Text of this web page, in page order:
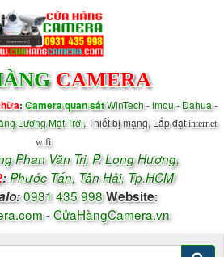
CAMERA
:Camera quan sátWinTech-imou - Dahua-
Lượng Mặt Trời, Thiết bị mạng, Lắp đặtinternet
wifi
Phan Văn Trị, P. Long Hương,
:Phước Tấn, Tân Hải, Tp.HCM
: 0931 435 998 Website:
-CửaHàngCamera.vn